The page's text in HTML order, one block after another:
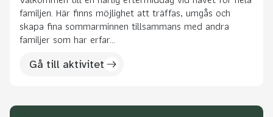
familjen. Här finns möjlighet att träffas, umgås och
skapa fina sommarminnen tillsammans med andra
familjer som har erfar...
Gå till aktivitet